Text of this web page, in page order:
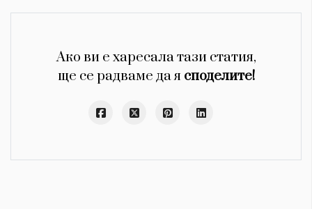
Ако ви е харесала тази статия,
ще се радваме да я споделите!